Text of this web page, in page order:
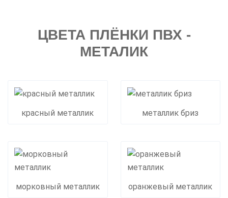
ЦВЕТА ПЛЁНКИ ПВХ -
МЕТАЛИК
красный металлик металлик бриз
морковный металлик оранжевый металлик